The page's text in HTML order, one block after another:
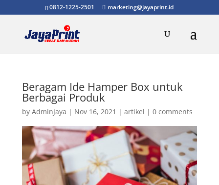
0812-1225-2501 marketing@jayaprint.id
Beragam Ide Hamper Box untuk
Berbagai Produk
by AdminJaya | Nov 16, 2021 | artikel | 0 comments